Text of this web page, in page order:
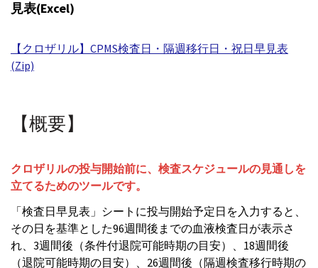
見表(Excel)
【クロザリル】CPMS検査日・隔週移行日・祝日早見表
(Zip)
【概要】
クロザリルの投与開始前に、検査スケジュールの見通しを
立てるためのツールです。
「検査日早見表」シートに投与開始予定日を入力すると、
その日を基準とした96週間後までの血液検査日が表示さ
れ、3週間後（条件付退院可能時期の目安）、18週間後
（退院可能時期の目安）、26週間後（隔週検査移行時期の